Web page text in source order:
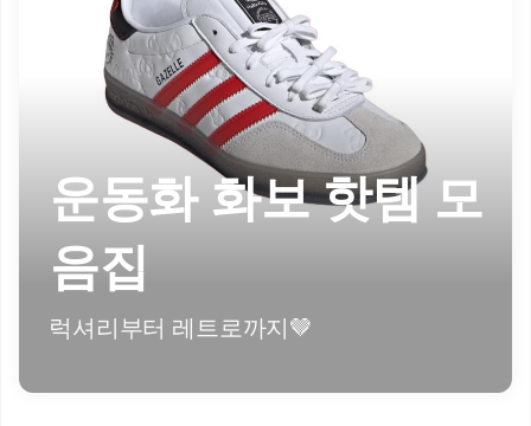
운동화 화보 핫템 모
음집
럭셔리부터 레트로까지🤎